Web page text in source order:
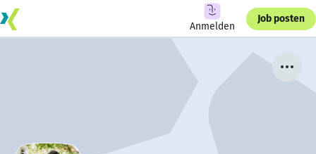
Anmelden
Job posten